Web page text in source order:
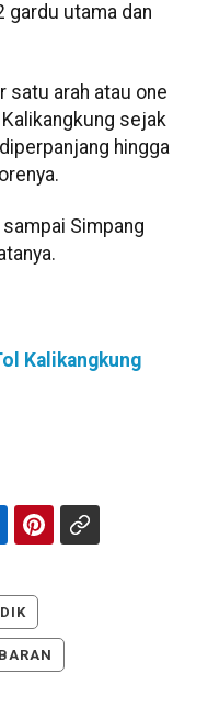
gardu utama dan
satu arah atau one
sejak
hingga
Simpang
Kalikangkung